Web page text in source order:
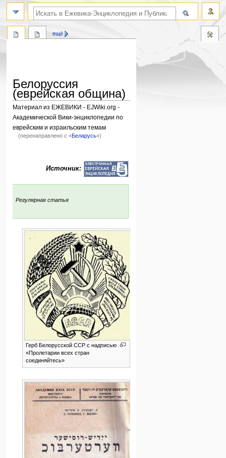
Белоруссия
(еврейская община)
Материал из ЕЖЕВИКИ - EJWiki.org -
Академической Вики-энциклопедии по
еврейским и израильским темам
(перенаправлено с «Беларусь»)
Источник:
Регулярная статья
Герб Белорусской ССР с надписью
«Пролетарии всех стран
соединяйтесь»
ещё
поиск по словам